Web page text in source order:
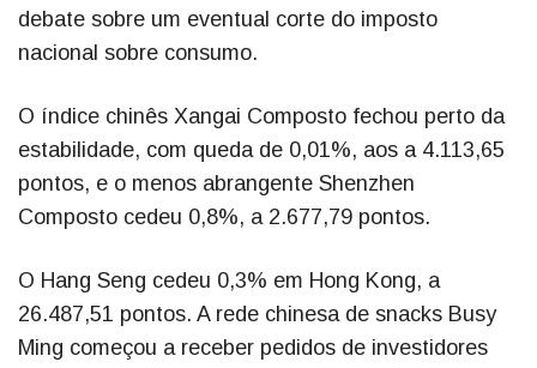
debate sobre um eventual corte do imposto
nacional sobre consumo.
O índice chinês Xangai Composto fechou perto da
estabilidade, com queda de 0,01%, aos a 4.113,65
pontos, e o menos abrangente Shenzhen
Composto cedeu 0,8%, a 2.677,79 pontos.
O Hang Seng cedeu 0,3% em Hong Kong, a
26.487,51 pontos. A rede chinesa de snacks Busy
Ming começou a receber pedidos de investidores